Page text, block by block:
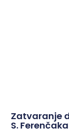
Zatvaranje
S.